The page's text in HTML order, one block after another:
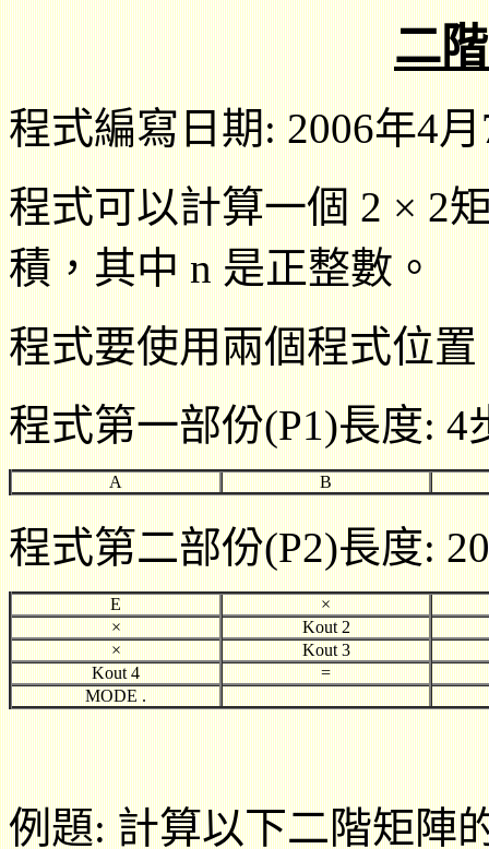
二
程式編寫日期: 2006年4
程式可以計算一個 2 × 2
積，其中 n 是正整數。
程式要使用兩個程式位置
程式第一部份(P1)長度: 4
A B
程式第二部份(P2)長度:
E
×
×
Kout 2
×
Kout 3
Kout 4
=
MODE .
例題: 計算以下二階矩陣